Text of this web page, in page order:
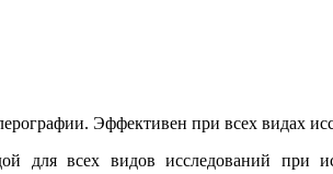
Эффективен при всех видах
для всех видов исследований при